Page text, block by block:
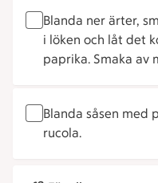
Blanda ner ärter,
i löken och låt det
paprika. Smaka av
Blanda såsen med
rucola.